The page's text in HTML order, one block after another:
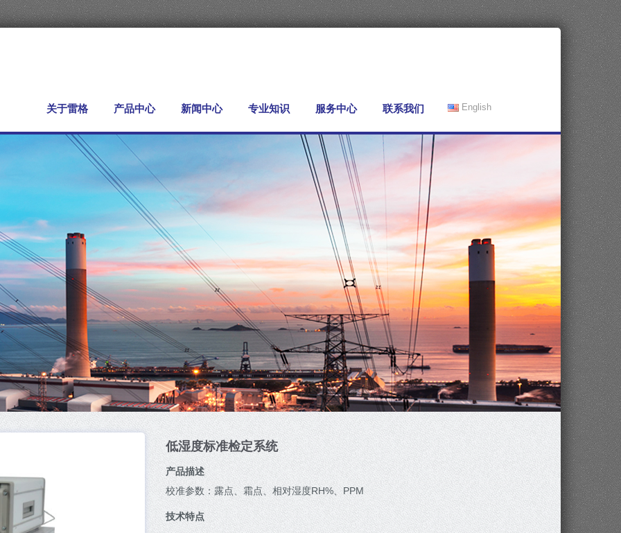
关于雷格 产品中心 新闻中心 专业知识 服务中心 联系我们 English
低湿度标准检定系统
产品描述
校准参数：露点、霜点、相对湿度RH%、PPM
技术特点